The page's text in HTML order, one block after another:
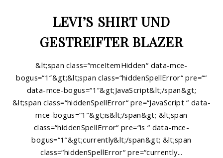
LEVI’S SHIRT UND
GESTREIFTER BLAZER
&lt;span class=“mceItemHidden“ data-mce-
bogus=“1″&gt;&lt;span class=“hiddenSpellError“ pre=““
data-mce-bogus=“1″&gt;JavaScript&lt;/span&gt;
&lt;span class=“hiddenSpellError“ pre=“JavaScript “ data-
mce-bogus=“1″&gt;is&lt;/span&gt; &lt;span
class=“hiddenSpellError“ pre=“is “ data-mce-
bogus=“1″&gt;currently&lt;/span&gt; &lt;span
class=“hiddenSpellError“ pre=“currently...